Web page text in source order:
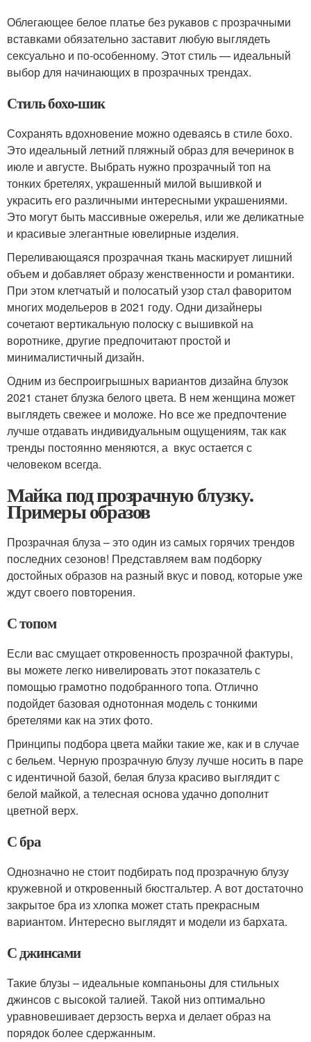
Облегающее белое платье без рукавов с прозрачными
вставками обязательно заставит любую выглядеть
сексуально и по-особенному. Этот стиль — идеальный
выбор для начинающих в прозрачных трендах.
Стиль бохо-шик
Сохранять вдохновение можно одеваясь в стиле бохо.
Это идеальный летний пляжный образ для вечеринок в
июле и августе. Выбрать нужно прозрачный топ на
тонких бретелях, украшенный милой вышивкой и
украсить его различными интересными украшениями.
Это могут быть массивные ожерелья, или же деликатные
и красивые элегантные ювелирные изделия.
Переливающаяся прозрачная ткань маскирует лишний
объем и добавляет образу женственности и романтики.
При этом клетчатый и полосатый узор стал фаворитом
многих модельеров в 2021 году. Одни дизайнеры
сочетают вертикальную полоску с вышивкой на
воротнике, другие предпочитают простой и
минималистичный дизайн.
Одним из беспроигрышных вариантов дизайна блузок
2021 станет блузка белого цвета. В нем женщина может
выглядеть свежее и моложе. Но все же предпочтение
лучше отдавать индивидуальным ощущениям, так как
тренды постоянно меняются, а вкус остается с
человеком всегда.
Майка под прозрачную блузку.
Примеры образов
Прозрачная блуза – это один из самых горячих трендов
последних сезонов! Представляем вам подборку
достойных образов на разный вкус и повод, которые уже
ждут своего повторения.
С топом
Если вас смущает откровенность прозрачной фактуры,
вы можете легко нивелировать этот показатель с
помощью грамотно подобранного топа. Отлично
подойдет базовая однотонная модель с тонкими
бретелями как на этих фото.
Принципы подбора цвета майки такие же, как и в случае
с бельем. Черную прозрачную блузу лучше носить в паре
с идентичной базой, белая блуза красиво выглядит с
белой майкой, а телесная основа удачно дополнит
цветной верх.
С бра
Однозначно не стоит подбирать под прозрачную блузу
кружевной и откровенный бюстгальтер. А вот достаточно
закрытое бра из хлопка может стать прекрасным
вариантом. Интересно выглядят и модели из бархата.
С джинсами
Такие блузы – идеальные компаньоны для стильных
джинсов с высокой талией. Такой низ оптимально
уравновешивает дерзость верха и делает образ на
порядок более сдержанным.